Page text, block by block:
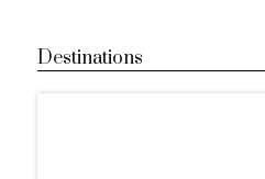
Destinations